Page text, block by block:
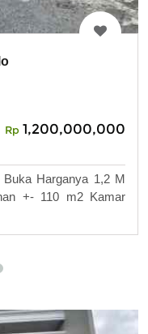
Rp 1,200,000,000
Harganya 1,2 M
+- 110 m2 Kamar